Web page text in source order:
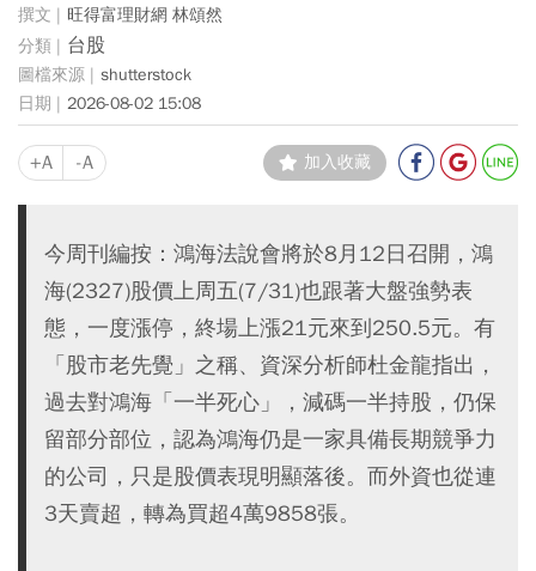
旺得富理財網 林頌然
台股
shutterstock
2026-08-02 15:08
+A -A 加入收藏
今周刊編按：鴻海法說會將於8月12日召開，鴻
海(2327)股價上周五(7/31)也跟著大盤強勢表
態，一度漲停，終場上漲21元來到250.5元。有
「股市老先覺」之稱、資深分析師杜金龍指出，
過去對鴻海「一半死心」，減碼一半持股，仍保
留部分部位，認為鴻海仍是一家具備長期競爭力
的公司，只是股價表現明顯落後。而外資也從連
3天賣超，轉為買超4萬9858張。